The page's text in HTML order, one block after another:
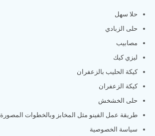
حلا سهل
حلى الزبادي
مصابيب
ليزي كيك
كيكة الحليب بالزعفران
كيكة الزعفران
حلى الخشخش
طريقة عمل الفينو مثل المخابز وبالخطوات المصورة
سياسة الخصوصية